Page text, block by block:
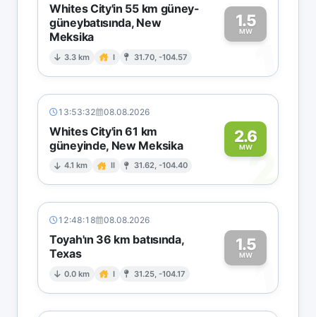
Whites City'in 55 km güney-
güneybatısında, New
Meksika
3.3 km I 31.70, -104.57
1.5
MW
1
13:53:32 08.08.2026
Whites City'in 61 km
güneyinde, New Meksika
4.1 km II 31.62, -104.40
2.6
MW2
12:48:18 08.08.2026
Toyah'ın 36 km batısında,
Texas
0.0 km I 31.25, -104.17
1.5
MW1